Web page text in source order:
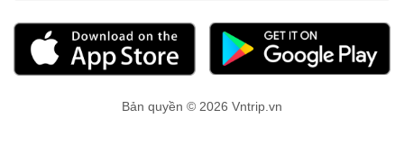
Bản quyền © 2026 Vntrip.vn